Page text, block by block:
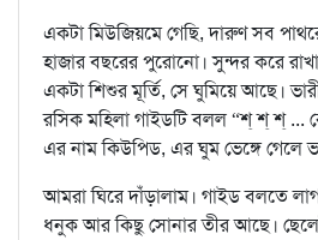
একটা মিউজিয়মে গেছি, দারুণ সব
হাজার বছরের পুরোনো। সুন্দর করে
একটা শিশুর মূর্তি, সে ঘুমিয়ে আছে।
রসিক মহিলা গাইডটি বলল “শ্ শ্ শ্ ...
এর নাম কিউপিড, এর ঘুম ভেঙ্গে গেলে
আমরা ঘিরে দাঁড়ালাম। গাইড বলতে
ধনুক আর কিছু সোনার তীর আছে।